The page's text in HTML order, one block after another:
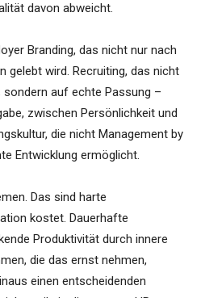
davon abweicht.
Branding, das nicht nur nach
gelebt wird. Recruiting, das nicht
auf echte Passung –
zwischen Persönlichkeit und
die nicht Management by
Entwicklung ermöglicht.
Das sind harte
kostet. Dauerhafte
Produktivität durch innere
die das ernst nehmen,
einen entscheidenden